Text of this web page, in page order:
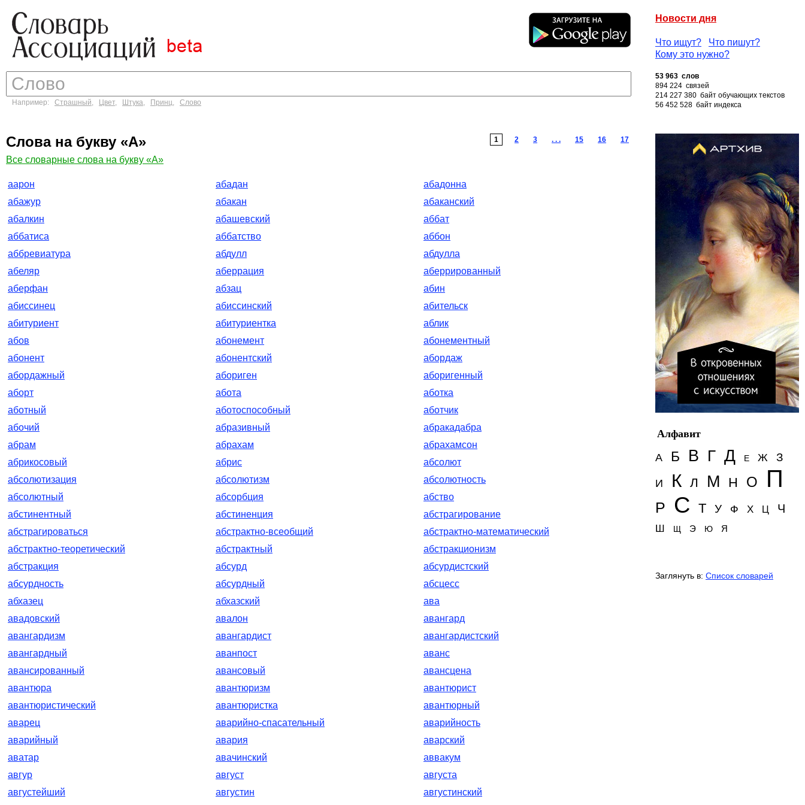
Новости дня
Что ищут?
Что пишут?
Кому это нужно?
Например: Страшный, Цвет, Штука, Принц, Слово
53 963 слов
894 224 связей
214 227 380 байт обучающих текстов
56 452 528 байт индекса
Слова на букву «А» 1 2 3 . . . 15 16 17
Все словарные слова на букву «А»
аарон абадан
абадонна
абажур
абакан
абаканский
абалкин
абашевский
аббат
аббатиса
аббатство
аббон
аббревиатура
абдулл
абдулла
абеляр
аберрация
аберрированный
аберфан
абзац
абин
абиссинец
абиссинский
абительск
абитуриент
абитуриентка
аблик
абов
абонемент
абонементный
абонент
абонентский
абордаж
абордажный
абориген
аборигенный
аборт
абота
аботка
аботный
аботоспособный
аботчик
абочий
абразивный
абракадабра
абрам
абрахам
абрахамсон
абрикосовый
абрис
абсолют
абсолютизация
абсолютизм
абсолютность
абсолютный
абсорбция
абство
абстинентный
абстиненция
абстрагирование
абстрагироваться
абстрактно-всеобщий
абстрактно-математический
абстрактно-теоретический
абстрактный
абстракционизм
абстракция
абсурд
абсурдистский
абсурдность
абсурдный
абсцесс
абхазец
абхазский
ава
авадовский
авалон
авангард
авангардизм
авангардист
авангардистский
авангардный
аванпост
аванс
авансированный
авансовый
авансцена
авантюра
авантюризм
авантюрист
авантюристический
авантюристка
авантюрный
аварец
аварийно-спасательный
аварийность
аварийный
авария
аварский
аватар
авачинский
аввакум
авгур
август
августа
августейший
августин
августинский
Алфавит
А
Б В Г Д Е Ж З
И К Л М Н О П
Р С Т У Ф Х Ц Ч
Ш Щ Э Ю Я
Заглянуть в: Список словарей